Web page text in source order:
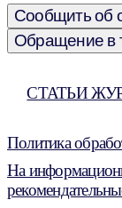
Сообщить об
Обращение в
СТАТЬИ
Политика
На